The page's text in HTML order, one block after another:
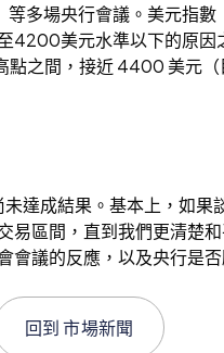
多場央行會議。美元指
4200美元水準以下的原
之間，接近 4400 美元（
達成結果。基本上，如
區間，直到我們更清楚
議的反應，以及央行是
回到市場新聞